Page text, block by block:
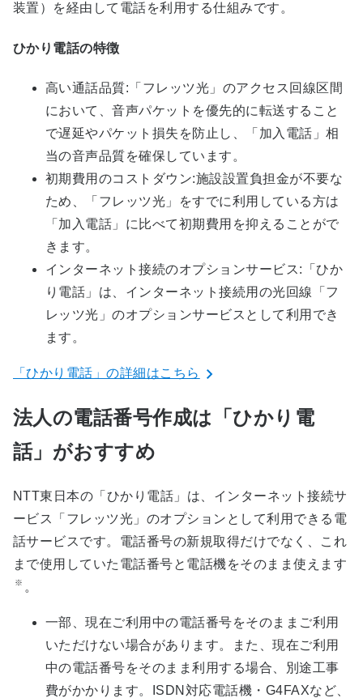
装置）を経由して電話を利用する仕組みです。
ひかり電話の特徴
高い通話品質:「フレッツ光」のアクセス回線区間
において、音声パケットを優先的に転送すること
で遅延やパケット損失を防止し、「加入電話」相
当の音声品質を確保しています。
初期費用のコストダウン:施設設置負担金が不要な
ため、「フレッツ光」をすでに利用している方は
「加入電話」に比べて初期費用を抑えることがで
きます。
インターネット接続のオプションサービス:「ひか
り電話」は、インターネット接続用の光回線「フ
レッツ光」のオプションサービスとして利用でき
ます。
「ひかり電話」の詳細はこちら
法人の電話番号作成は「ひかり電
話」がおすすめ
NTT東日本の「ひかり電話」は、インターネット接続サ
ービス「フレッツ光」のオプションとして利用できる電
話サービスです。電話番号の新規取得だけでなく、これ
まで使用していた電話番号と電話機をそのまま使えます
※ 。
一部、現在ご利用中の電話番号をそのままご利用
いただけない場合があります。また、現在ご利用
中の電話番号をそのまま利用する場合、別途工事
費がかかります。ISDN対応電話機・G4FAXなど、